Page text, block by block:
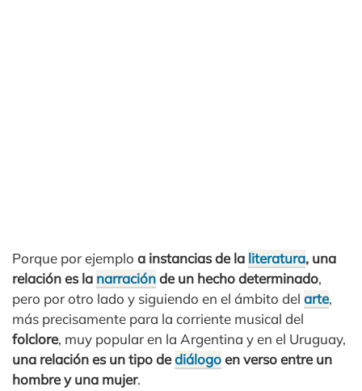
Porque por ejemplo a instancias de la literatura, una
relación es la narraciónde un hecho determinado,
pero por otro lado y siguiendo en el ámbito del arte,
más precisamente para la corriente musical del
folclore, muy popular en la Argentina y en el Uruguay,
una relación es un tipo dediálogoen verso entre un
hombre y una mujer.